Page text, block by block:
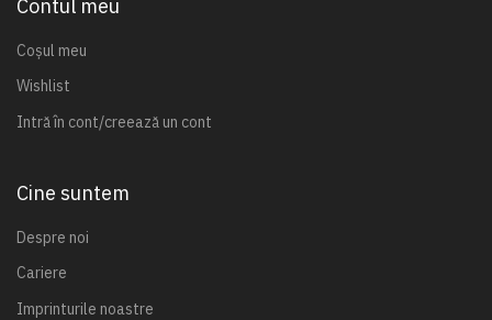
Contul meu
Coșul meu
Wishlist
Intră în cont/creează un cont
Cine suntem
Despre noi
Cariere
Imprinturile noastre